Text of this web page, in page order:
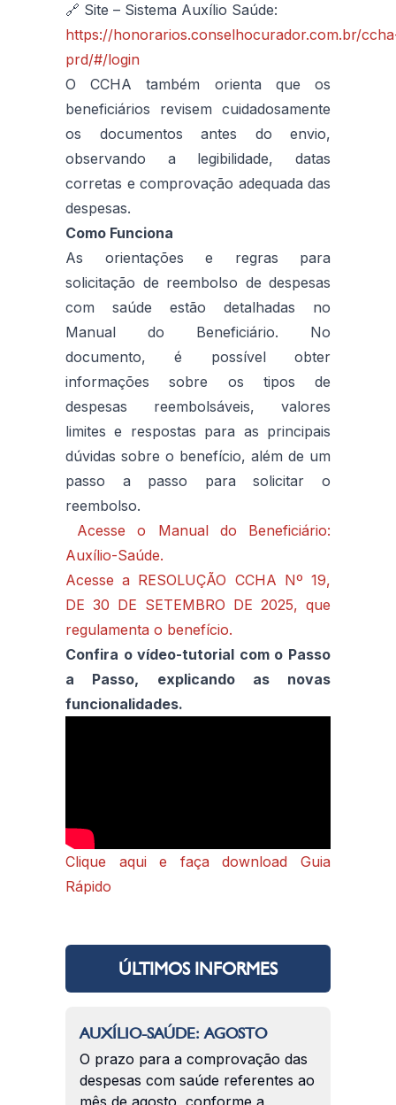
🔗 Site – Sistema Auxílio Saúde:
https://honorarios.conselhocurador.com.br/
prd/#/login
O CCHA também orienta que os
beneficiários revisem cuidadosamente
os documentos antes do envio,
observando a legibilidade, datas
corretas e comprovação adequada das
despesas.
Como Funciona
As orientações e regras para
solicitação de reembolso de despesas
com saúde estão detalhadas no
Manual do Beneficiário. No
documento, é possível obter
informações sobre os tipos de
despesas reembolsáveis, valores
limites e respostas para as principais
dúvidas sobre o benefício, além de um
passo a passo para solicitar o
reembolso.
Acesse o Manual do Beneficiário:
Auxílio-Saúde.
Acesse a RESOLUÇÃO CCHA Nº 19,
DE 30 DE SETEMBRO DE 2025, que
regulamenta o benefício.
Confira o vídeo-tutorial com o Passo
a Passo, explicando as novas
funcionalidades.
Clique aqui e faça download Guia
Rápido
ÚLTIMOS INFORMES
AUXÍLIO-SAÚDE: AGOSTO
O prazo para a comprovação das
despesas com saúde referentes ao